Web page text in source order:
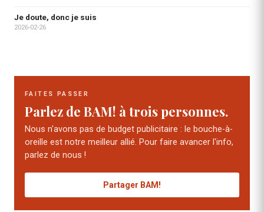
Je doute, donc je suis
2026-02-26
FAITES PASSER
Parlez de BAM! à trois personnes.
Nous n'avons pas de budget publicitaire : le bouche-à-
oreille est notre meilleur allié. Pour faire avancer l'info,
parlez de nous !
Partager BAM!